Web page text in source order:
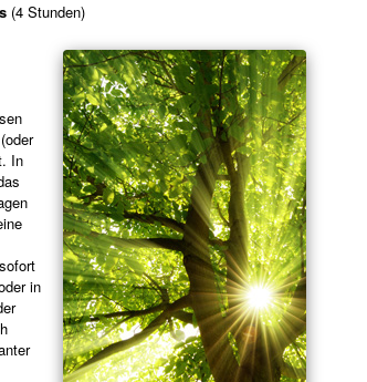
(4 Stunden)
In
in